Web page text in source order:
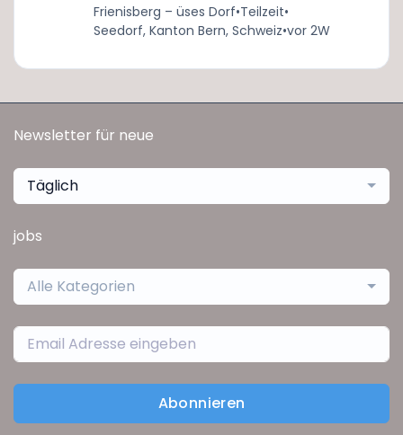
Frienisberg – üses Dorf•Teilzeit•
Seedorf, Kanton Bern, Schweiz•vor 2W
Newsletter für neue
Täglich
jobs
Alle Kategorien
Abonnieren